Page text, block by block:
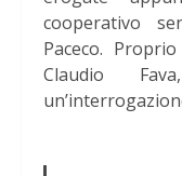
cooperativo
Paceco.
Claudio